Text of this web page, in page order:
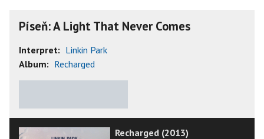
Píseň: A Light That Never Comes
Interpret: Linkin Park
Album: Recharged
Recharged (2013)